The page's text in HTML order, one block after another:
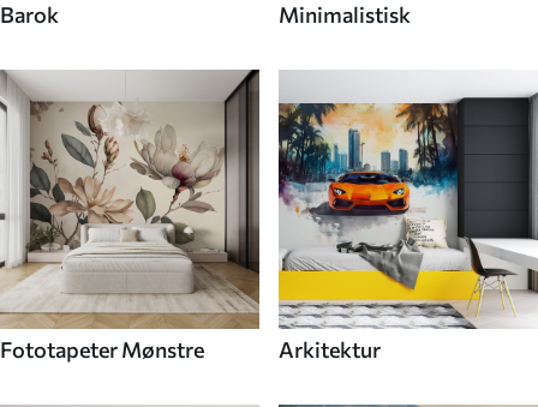
Barok Minimalistisk
Fototapeter Mønstre Arkitektur